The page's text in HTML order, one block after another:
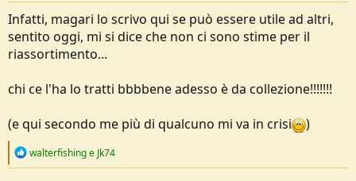
Infatti, magari lo scrivo qui se può essere utile ad altri,
sentito oggi, mi si dice che non ci sono stime per il
riassortimento...
chi ce l'ha lo tratti bbbbene adesso è da collezione!!!!!!!
(e qui secondo me più di qualcuno mi va in crisi
)
R
walterfishinge Jk74